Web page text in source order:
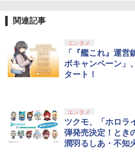
5
DEATH
H
5
Switch2 ケース
わいい
チ スイッチツ
ーチ ストラッ
￥2,100
11th LIVE
s!!! ＆ Bad
(V.A.) ]
￥7,109
5
ニンテンドー
ンラインコー
￥5,000
5
【純正品】
トローラー
5
【国内正規品
マスター TH8S
S5、PS5 Pro
s X|S 対応の高
￥8,698
第三章 蛇神 (
巾着＋メーカ
剣、十翼より
しイラストボ
関連記事
エンタメ
「『艦これ』運営
ボキャンペーン」
タート！
エンタメ
ツクモ、「ホロラ
弾発売決定！とき
潤羽るしあ・不知
ン・白銀ノエルが